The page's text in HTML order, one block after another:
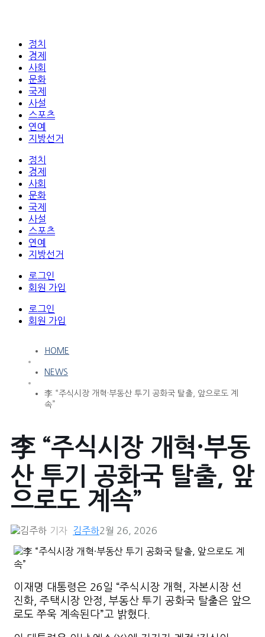
정치
경제
사회
문화
국제
사설
스포츠
연예
지방선거
정치
경제
사회
문화
국제
사설
스포츠
연예
지방선거
로그인
회원 가입
로그인
회원 가입
HOME
NEWS
李 “주식시장 개혁·부동산 투기 공화국 탈출, 앞으로도 계
속”
李 “주식시장 개혁·부동
산 투기 공화국 탈출, 앞
으로도 계속”
기자 김주하2월 26, 2026
이재명 대통령은 26일 “주식시장 개혁, 자본시장 선
진화, 주택시장 안정, 부동산 투기 공화국 탈출은 앞으
로도 쭈욱 계속된다”고 밝혔다.